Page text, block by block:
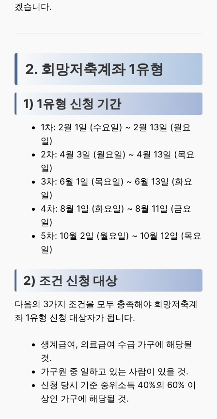
겠습니다.
2. 희망저축계좌 1유형
1) 1유형 신청 기간
1차: 2월 1일 (수요일) ~ 2월 13일 (월요
일)
2차: 4월 3일 (월요일) ~ 4월 13일 (목요
일)
3차: 6월 1일 (목요일) ~ 6월 13일 (화요
일)
4차: 8월 1일 (화요일) ~ 8월 11일 (금요
일)
5차: 10월 2일 (월요일) ~ 10월 12일 (목요
일)
2) 조건 신청 대상
다음의 3가지 조건을 모두 충족해야 희망저축계
좌 1유형 신청 대상자가 됩니다.
생계급여, 의료급여 수급 가구에 해당될
것.
가구원 중 일하고 있는 사람이 있을 것.
신청 당시 기준 중위소득 40%의 60% 이
상인 가구에 해당될 것.